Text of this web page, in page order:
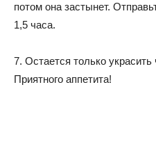
потом она застынет.
1,5 часа.
7. Остается только украсить
Приятного аппетита!